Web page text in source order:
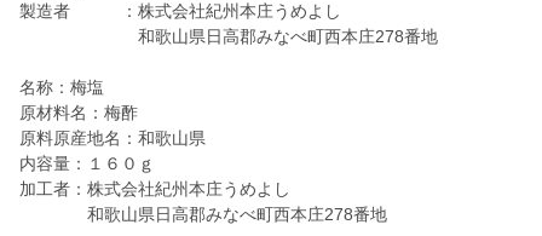
製造者 ：株式会社紀州本庄うめよし
和歌山県日高郡みなべ町西本庄278番地
名称：梅塩
原材料名：梅酢
原料原産地名：和歌山県
内容量：１６０ｇ
加工者：株式会社紀州本庄うめよし
和歌山県日高郡みなべ町西本庄278番地